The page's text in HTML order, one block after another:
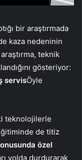
bir araştırmada
kaza nedeninin
teknik
gösteriyor:
servisÖyle
teknolojilerle
de titiz
özel
yolda durdurarak